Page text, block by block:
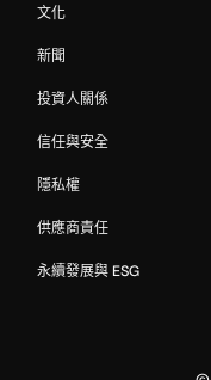
文化
新聞
投資人關係
信任與安全
隱私權
供應商責任
永續發展與 ESG